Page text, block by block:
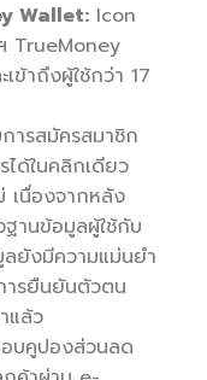
Wallet: Icon
TrueMoney
ข้าถึงผู้ใช้กว่า 17
การสมัครสมาชิก
ได้ในคลิกเดียว
เนื่องจากหลัง
านข้อมูลผู้ใช้กับ
ยังมีความแม่นยำ
ารยืนยันตัวตน
แล้ว
บคูปองส่วนลด